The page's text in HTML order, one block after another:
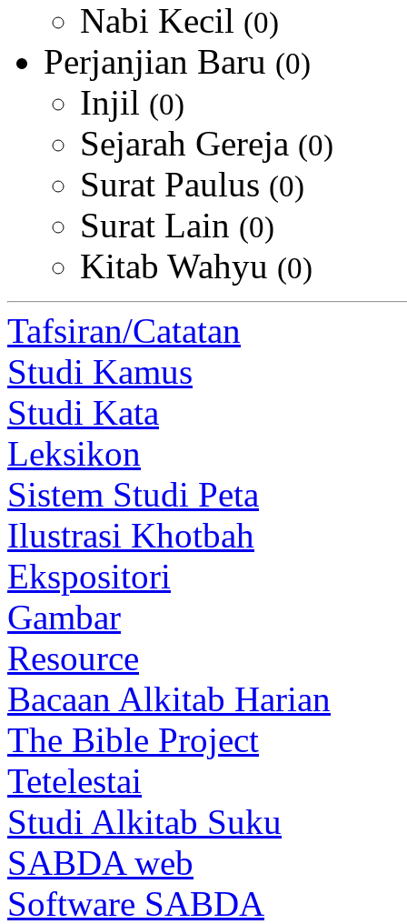
Nabi Kecil (0)
Perjanjian Baru (0)
Injil (0)
Sejarah Gereja (0)
Surat Paulus (0)
Surat Lain (0)
Kitab Wahyu (0)
Tafsiran/Catatan
Studi Kamus
Studi Kata
Leksikon
Sistem Studi Peta
Ilustrasi Khotbah
Ekspositori
Gambar
Resource
Bacaan Alkitab Harian
The Bible Project
Tetelestai
Studi Alkitab Suku
SABDA web
Software SABDA